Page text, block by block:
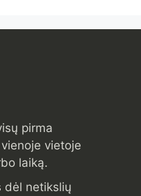
pirma
vietoje
laiką.
dėl netikslių